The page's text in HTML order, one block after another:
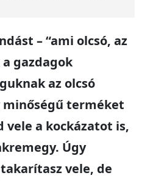
– “ami olcsó, az
a gazdagok
az olcsó
minőségű terméket
vele a kockázatot is,
Úgy
vele, de